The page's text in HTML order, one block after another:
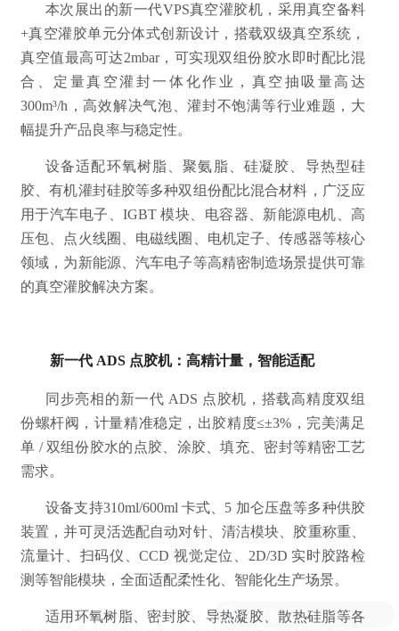
本次展出的新一代VPS真空灌胶机，采用真空备料
+真空灌胶单元分体式创新设计，搭载双级真空系统，
真空值最高可达2mbar，可实现双组份胶水即时配比混
合、定量真空灌封一体化作业，真空抽吸量高达
300m³/h，高效解决气泡、灌封不饱满等行业难题，大
幅提升产品良率与稳定性。
设备适配环氧树脂、聚氨脂、硅凝胶、导热型硅
胶、有机灌封硅胶等多种双组份配比混合材料，广泛应
用于汽车电子、IGBT 模块、电容器、新能源电机、高
压包、点火线圈、电磁线圈、电机定子、传感器等核心
领域，为新能源、汽车电子等高精密制造场景提供可靠
的真空灌胶解决方案。
新一代 ADS 点胶机：高精计量，智能适配
同步亮相的新一代 ADS 点胶机，搭载高精度双组
份螺杆阀，计量精准稳定，出胶精度≤±3%，完美满足
单 / 双组份胶水的点胶、涂胶、填充、密封等精密工艺
需求。
设备支持310ml/600ml 卡式、5 加仑压盘等多种供胶
装置，并可灵活选配自动对针、清洁模块、胶重称重、
流量计、扫码仪、CCD 视觉定位、2D/3D 实时胶路检
测等智能模块，全面适配柔性化、智能化生产场景。
适用环氧树脂、密封胶、导热凝胶、散热硅脂等各想了解用哪一款设备合适？